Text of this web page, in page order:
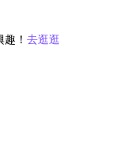
！ 去逛逛